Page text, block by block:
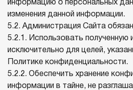
информацию о персональных
изменения данной информации.
5.2. Администрация Сайта
5.2.1. Использовать
исключительно для целей,
Политике конфиденциальности.
5.2.2. Обеспечить хранение
информации в тайне, не